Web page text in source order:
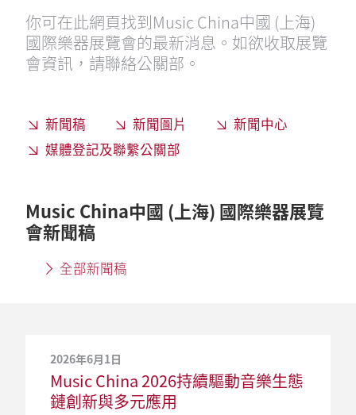
你可在此網頁找到Music China中國 (上海)
國際樂器展覽會的最新消息。如欲收取展覽
會資訊，請聯絡公關部。
新聞稿 新聞圖片
新聞中心
媒體登記及聯繫公關部
Music China中國 (上海) 國際樂器展覽
會新聞稿
全部新聞稿
2026年6月1日
Music China 2026持續驅動音樂生態
鏈創新與多元應用